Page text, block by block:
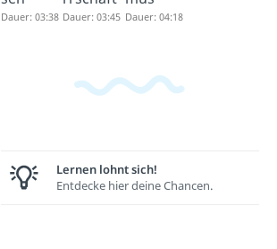
Dauer: 03:38 Dauer: 03:45 Dauer: 04:18
Lernen lohnt sich!
Entdecke hier deine Chancen.